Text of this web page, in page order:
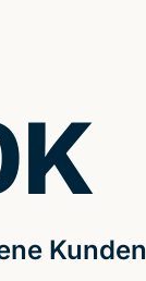
Kunden
K